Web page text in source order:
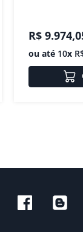
R$ 9.974,
ou até 10x